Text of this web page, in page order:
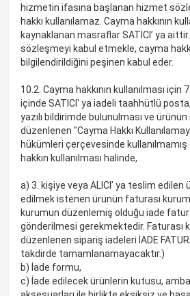
hizmetin ifasına başlanan hizmet
hakkı kullanılamaz. Cayma hakkının
kaynaklanan masraflar SATICI’ ya aittir.
sözleşmeyi kabul etmekle, cayma
bilgilendirildiğini peşinen kabul eder.
10.2. Cayma hakkının kullanılması için
içinde SATICI' ya iadeli taahhütlü
yazılı bildirimde bulunulması ve
düzenlenen "Cayma Hakkı
hükümleri çerçevesinde kullanılmamış
hakkın kullanılması halinde,
a) 3. kişiye veya ALICI’ ya teslim edilen
edilmek istenen ürünün faturası
kurumun düzenlemiş olduğu iade
gönderilmesi gerekmektedir. Faturası
düzenlenen sipariş iadeleri İADE
takdirde tamamlanamayacaktır.)
b) İade formu,
c) İade edilecek ürünlerin kutusu,